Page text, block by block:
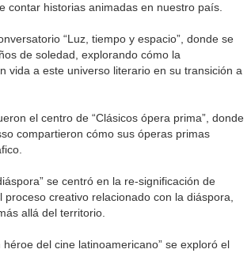
contar historias animadas en nuestro país.
“Luz, tiempo y espacio”, donde se
de soledad, explorando cómo la
vida a este universo literario en su transición a
el centro de “Clásicos ópera prima”, donde
compartieron cómo sus óperas primas
se centró en la re-significación de
creativo relacionado con la diáspora,
allá del territorio.
del cine latinoamericano” se exploró el